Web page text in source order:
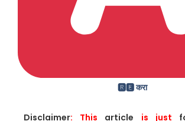
🆁🅴 करा
Disclaimer: This article is just